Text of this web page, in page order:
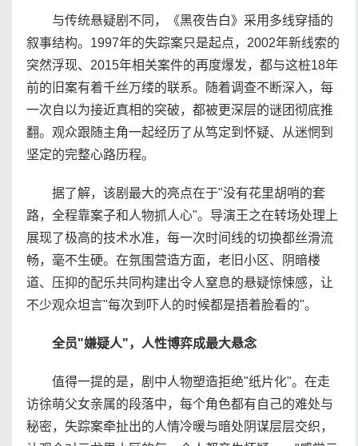
与传统悬疑剧不同，《黑夜告白》采用多线穿插的
叙事结构。1997年的失踪案只是起点，2002年新线索的
突然浮现、2015年相关案件的再度爆发，都与这桩18年
前的旧案有着千丝万缕的联系。随着调查不断深入，每
一次自以为接近真相的突破，都被更深层的谜团彻底推
翻。观众跟随主角一起经历了从笃定到怀疑、从迷惘到
坚定的完整心路历程。
据了解，该剧最大的亮点在于"没有花里胡哨的套
路，全程靠案子和人物抓人心"。导演王之在转场处理上
展现了极高的技术水准，每一次时间线的切换都丝滑流
畅，毫不生硬。在氛围营造方面，老旧小区、阴暗楼
道、压抑的配乐共同构建出令人窒息的悬疑惊悚感，让
不少观众坦言"每次到吓人的时候都是捂着脸看的"。
全员"嫌疑人"，人性博弈成最大悬念
值得一提的是，剧中人物塑造拒绝"纸片化"。在走
访徐萌父女亲属的段落中，每个角色都有自己的难处与
秘密，失踪案牵扯出的人情冷暖与暗处阴谋层层交织，